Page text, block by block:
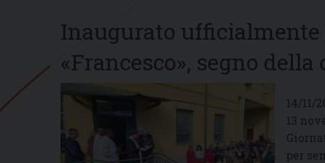
Inaugurato
«Francesco», segno
14/11/
13
per